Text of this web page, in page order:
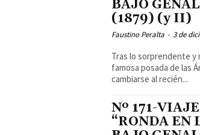
BAJO
(1879) (y II)
Faustino Peralta - 3 de
Tras lo sorprendente y
famosa posada de las
cambiarse al recién...
Nº 171-
“RONDA EN